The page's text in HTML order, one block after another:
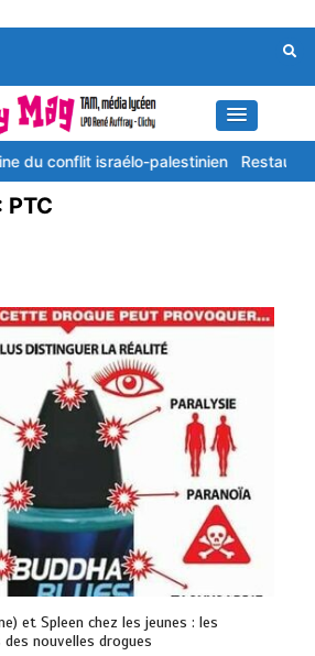
israélo-palestinien Restaurant
PTC
et Spleen chez les jeunes : les
nouvelles drogues